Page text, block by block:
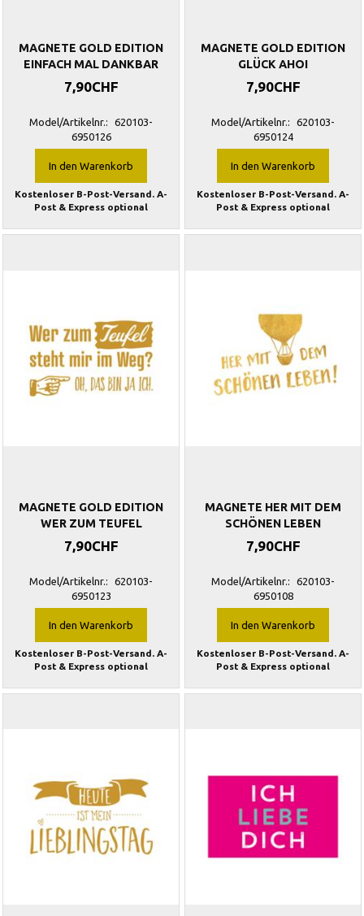
MAGNETE GOLD EDITION
EINFACH MAL DANKBAR
7,90CHF
Model/Artikelnr.:
620103-
6950126
In den Warenkorb
Kostenloser B-Post-Versand. A-
Post & Express optional
MAGNETE GOLD EDITION
GLÜCK AHOI
7,90CHF
Model/Artikelnr.:
620103-
6950124
In den Warenkorb
Kostenloser B-Post-Versand. A-
Post & Express optional
MAGNETE GOLD EDITION
WER ZUM TEUFEL
7,90CHF
Model/Artikelnr.:
620103-
6950123
In den Warenkorb
Kostenloser B-Post-Versand. A-
Post & Express optional
MAGNETE HER MIT DEM
SCHÖNEN LEBEN
7,90CHF
Model/Artikelnr.:
620103-
6950108
In den Warenkorb
Kostenloser B-Post-Versand. A-
Post & Express optional